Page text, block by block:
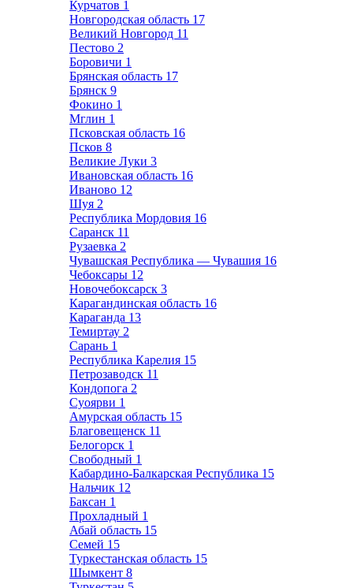
Курчатов 1
Новгородская область 17
Великий Новгород 11
Пестово 2
Боровичи 1
Брянская область 17
Брянск 9
Фокино 1
Мглин 1
Псковская область 16
Псков 8
Великие Луки 3
Ивановская область 16
Иваново 12
Шуя 2
Республика Мордовия 16
Саранск 11
Рузаевка 2
Чувашская Республика — Чувашия 16
Чебоксары 12
Новочебоксарск 3
Карагандинская область 16
Караганда 13
Темиртау 2
Сарань 1
Республика Карелия 15
Петрозаводск 11
Кондопога 2
Суоярви 1
Амурская область 15
Благовещенск 11
Белогорск 1
Свободный 1
Кабардино-Балкарская Республика 15
Нальчик 12
Баксан 1
Прохладный 1
Абай область 15
Семей 15
Туркестанская область 15
Шымкент 8